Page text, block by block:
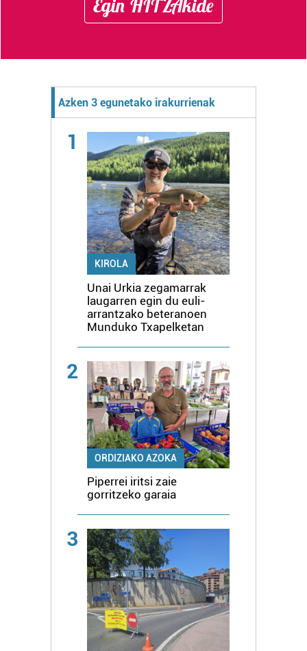
Egin HITZAkide
Azken 3 egunetako irakurrienak
1
KIROLA
Unai Urkia zegamarrak
laugarren egin du euli-
arrantzako beteranoen
Munduko Txapelketan
2
ORDIZIAKO AZOKA
Piperrei iritsi zaie
gorritzeko garaia
3